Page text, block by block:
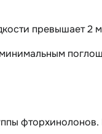
превышает 2